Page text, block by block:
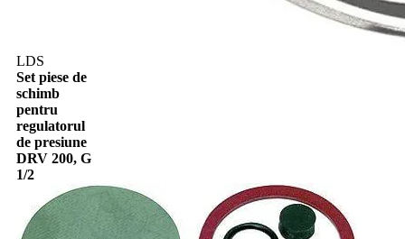
LDS
Set piese de
schimb
pentru
regulatorul
de presiune
DRV 200, G
1/2